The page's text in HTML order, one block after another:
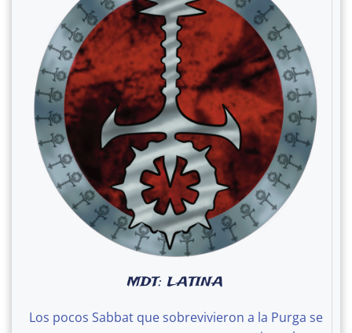
MDT: LATINA
Los pocos Sabbat que sobrevivieron a la Purga se